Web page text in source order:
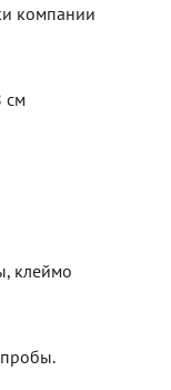
компании
см
клеймо